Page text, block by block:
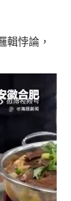
輯悖論，